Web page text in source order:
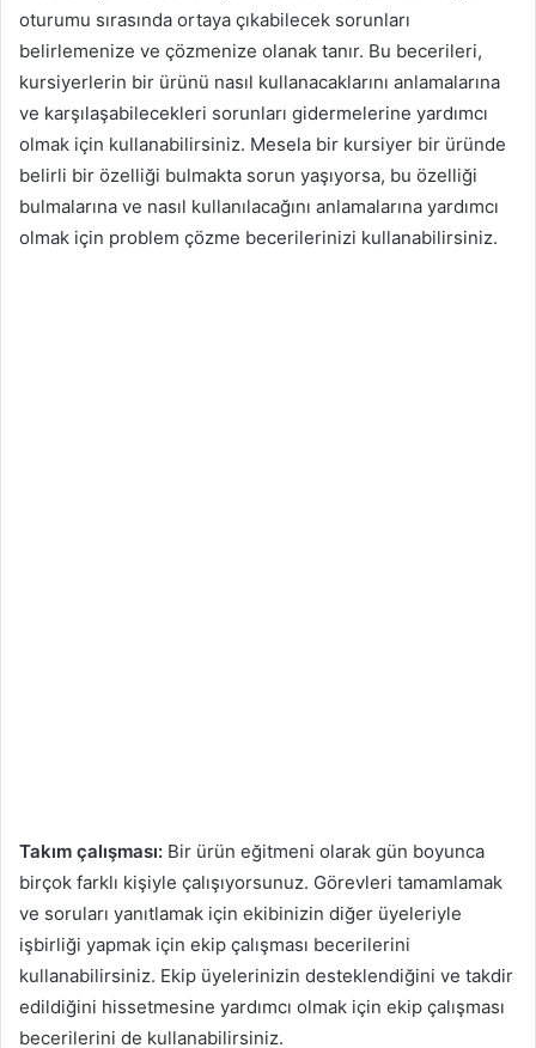
oturumu sırasında ortaya çıkabilecek sorunları
belirlemenize ve çözmenize olanak tanır. Bu becerileri,
kursiyerlerin bir ürünü nasıl kullanacaklarını anlamalarına
ve karşılaşabilecekleri sorunları gidermelerine yardımcı
olmak için kullanabilirsiniz. Mesela bir kursiyer bir üründe
belirli bir özelliği bulmakta sorun yaşıyorsa, bu özelliği
bulmalarına ve nasıl kullanılacağını anlamalarına yardımcı
olmak için problem çözme becerilerinizi kullanabilirsiniz.
Takım çalışması: Bir ürün eğitmeni olarak gün boyunca
birçok farklı kişiyle çalışıyorsunuz. Görevleri tamamlamak
ve soruları yanıtlamak için ekibinizin diğer üyeleriyle
işbirliği yapmak için ekip çalışması becerilerini
kullanabilirsiniz. Ekip üyelerinizin desteklendiğini ve takdir
edildiğini hissetmesine yardımcı olmak için ekip çalışması
becerilerini de kullanabilirsiniz.